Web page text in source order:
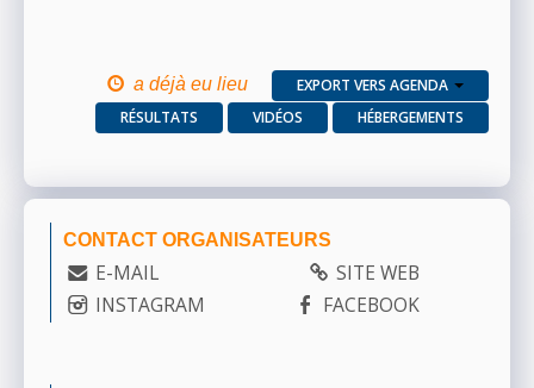
a déjà eu lieu
EXPORT VERS AGENDA
RÉSULTATS
VIDÉOS HÉBERGEMENTS
CONTACT ORGANISATEURS
E-MAIL
SITE WEB
INSTAGRAM
FACEBOOK